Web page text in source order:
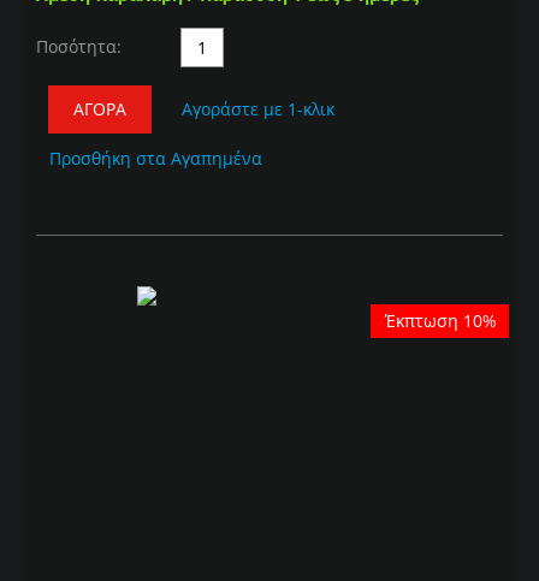
Ποσότητα:
ΑΓΟΡΆ Αγοράστε με 1-κλικ
Προσθήκη στα Αγαπημένα
Έκπτωση 10%